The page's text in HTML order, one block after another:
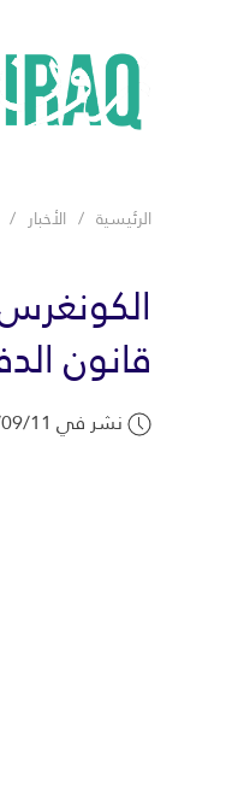
الرئيسية الأخبار
قانون
نشر في 2025/09/11 الساعة 11:44 ص